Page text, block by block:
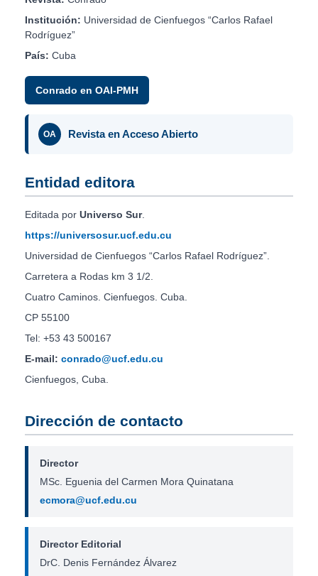
Institución: Universidad de Cienfuegos “Carlos Rafael
Rodríguez”
País: Cuba
Conrado en OAI-PMH
OA Revista en Acceso Abierto
Entidad editora
Editada por Universo Sur.
https://universosur.ucf.edu.cu
Universidad de Cienfuegos “Carlos Rafael Rodríguez”.
Carretera a Rodas km 3 1/2.
Cuatro Caminos. Cienfuegos. Cuba.
CP 55100
Tel: +53 43 500167
E-mail: conrado@ucf.edu.cu
Cienfuegos, Cuba.
Dirección de contacto
Director
MSc. Eguenia del Carmen Mora Quinatana
ecmora@ucf.edu.cu
Director Editorial
DrC. Denis Fernández Álvarez